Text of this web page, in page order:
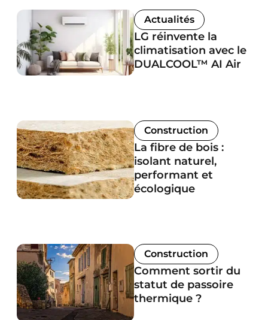
Actualités
LG réinvente la
climatisation avec le
DUALCOOL™ AI Air
Construction
La fibre de bois :
isolant naturel,
performant et
écologique
Construction
Comment sortir du
statut de passoire
thermique ?